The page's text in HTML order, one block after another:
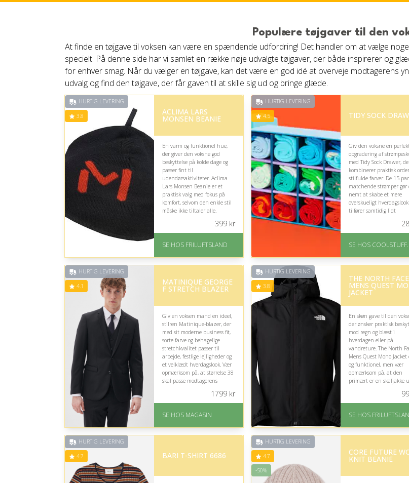
Populære tøjgaver til den
At finde en tøjgave til voksen kan være en spændende udfordring! Det handler om at vælge
specielt. På denne side har vi samlet en række nøje udvalgte tøjgaver, der både inspirerer og
for enhver smag. Når du vælger en tøjgave, kan det være en god idé at overveje modtagerens
udvalg og find den tøjgave, der får gaven til at skille sig ud og bringe glæde.
HURTIG LEVERING
3.8 ACLIMA LARS
MONSEN BEANIE
En varm og funktionel hue,
der giver den voksne god
beskyttelse på kolde dage og
passer fint til
udendørsaktiviteter. Aclima
Lars Monsen Beanie er et
praktisk valg med fokus på
komfort, selvom den enkle stil
måske ikke tiltaler alle.
God Trustpilot rating på
399kr
SE HOS FRILUFTSLAND
HURTIG LEVERING
4.5 TIDY SOCK
Giv den voksne en
opgradering af
med Tidy Sock Drawer,
kombinerer praktisk
stilfulde farver. De 15 par
matchende strømper gør
nemt at skabe et mere
overskueligt
tilfører samtidig lidt
På lager
Levering: Standard
SE HOS
HURTIG LEVERING
4.1 MATINIQUE GEORGE
F STRETCH BLAZER
Giv en voksen mand en ideel,
stilren Matinique-blazer, der
med sit moderne business fit,
sorte farve og behagelige
stretchkvalitet passer til
arbejde, festlige lejligheder og
et velklædt hverdagslook. Vær
opmærksom på, at størrelse 38
skal passe modtagerens
På lager
Levering: 1-3 dage
1799kr
SE HOS MAGASIN
HURTIG LEVERING
3.8
THE NORTH FACE
MENS QUEST
JACKET
En skøn gave til den
der ønsker praktisk
mod regn og blæst i
hverdagen eller på
vandreture. The North
Mens Quest Mono Jacket
og funktionel, men vær
opmærksom på, at den
primært er en skaljakke
På lager
Levering: 1-2
SE HOS
HURTIG LEVERING
4.7 BARI T-SHIRT 6686
HURTIG LEVERING
4.7
-50%
CORE FUTURE
KNIT BEANIE